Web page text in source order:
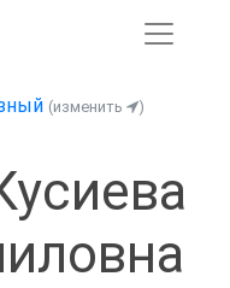
(изменить )